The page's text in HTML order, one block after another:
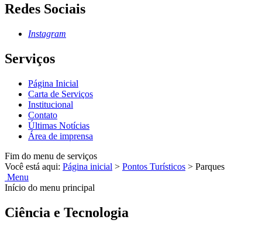
Redes Sociais
Instagram
Serviços
Página Inicial
Carta de Serviços
Institucional
Contato
Últimas Notícias
Área de imprensa
Fim do menu de serviços
Você está aqui: Página inicial > Pontos Turísticos > Parques
Menu
Início do menu principal
Ciência e Tecnologia